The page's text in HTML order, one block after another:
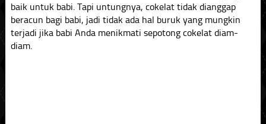
baik untuk babi. Tapi untungnya, cokelat tidak dianggap
beracun bagi babi, jadi tidak ada hal buruk yang mungkin
terjadi jika babi Anda menikmati sepotong cokelat diam-
diam.